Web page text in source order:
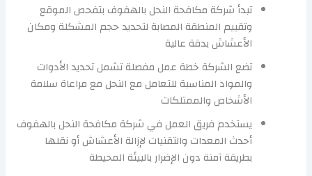
تبدأ شركة مكافحة النحل بالهفوف بتفحص الموقع
وتقييم المنطقة المصابة لتحديد حجم المشكلة ومكان
الأعشاش بدقة عالية
تضع الشركة خطة عمل مفصلة تشمل تحديد الأدوات
والمواد المناسبة للتعامل مع النحل مع مراعاة سلامة
الأشخاص والممتلكات
يستخدم فريق العمل في شركة مكافحة النحل بالهفوف
أحدث المعدات والتقنيات لإزالة الأعشاش أو نقلها
بطريقة آمنة دون الإضرار بالبيئة المحيطة